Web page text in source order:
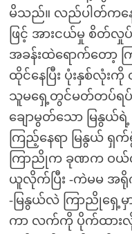
မိသည်။ လည်ပါတ်ကနေ
ဖြင့် အားငယ်မှု စိတ်လှု
အခန်းထဲရောက်တော့
ထိုင်နေပြီး ပုံးနှစ်လုံး
သူမရှေ့တွင်မတ်တပ်ရပ်
ချောမွတ်သော မြနွယ်
ကြည့်နေရာ မြနွယ် ရှက်
ကြာညိုက ခုဏက ဝ
ယူလိုက်ပြီး -ကဲမမ အ
-မြနွယ်လဲ ကြာညိုရှေ့မှာ
ကာ လက်ကို ပိုက်ထားလို